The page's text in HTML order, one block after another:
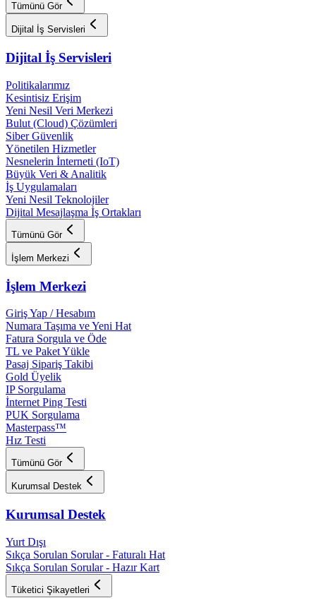
Tümünü Gör
Dijital İş Servisleri
Dijital İş Servisleri
Politikalarımız
Kesintisiz Erişim
Yeni Nesil Veri Merkezi
Bulut (Cloud) Çözümleri
Siber Güvenlik
Yönetilen Hizmetler
Nesnelerin İnterneti (IoT)
Büyük Veri & Analitik
İş Uygulamaları
Yeni Nesil Teknolojiler
Dijital Mesajlaşma İş Ortakları
Tümünü Gör
İşlem Merkezi
İşlem Merkezi
Giriş Yap / Hesabım
Numara Taşıma ve Yeni Hat
Fatura Sorgula ve Öde
TL ve Paket Yükle
Pasaj Sipariş Takibi
Gold Üyelik
IP Sorgulama
İnternet Ping Testi
PUK Sorgulama
Masterpass™
Hız Testi
Tümünü Gör
Kurumsal Destek
Kurumsal Destek
Yurt Dışı
Sıkça Sorulan Sorular - Faturalı Hat
Sıkça Sorulan Sorular - Hazır Kart
Tüketici Şikayetleri